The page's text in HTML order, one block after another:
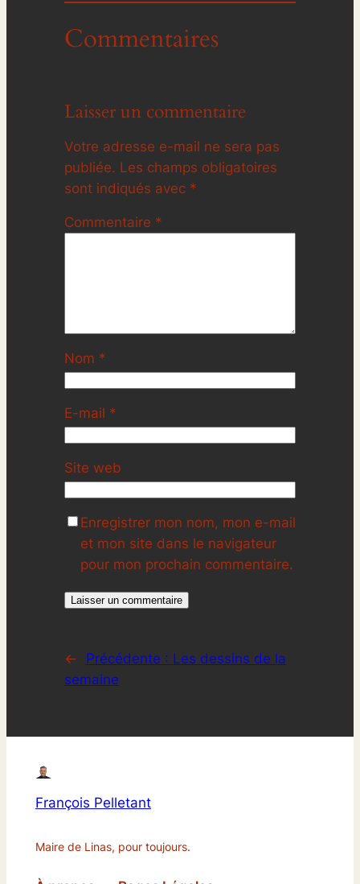
Commentaires
Laisser un commentaire
Votre adresse e-mail ne sera pas
publiée. Les champs obligatoires
sont indiqués avec *
Commentaire *
Nom *
E-mail *
Site web
Enregistrer mon nom, mon e-mail
et mon site dans le navigateur
pour mon prochain commentaire.
← Précédente : Les dessins de la
semaine
François Pelletant
Maire de Linas, pour toujours.